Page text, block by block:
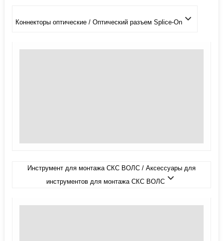
Коннекторы оптические / Оптический разъем Splice-On
Инструмент для монтажа СКС ВОЛС / Аксессуары для
инструментов для монтажа СКС ВОЛС